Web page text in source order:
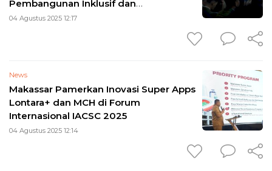
Pembangunan Inklusif dan
Berkelanjutan
04 Agustus 2025 12:17
News
Makassar Pamerkan Inovasi Super Apps
Lontara+ dan MCH di Forum
Internasional IACSC 2025
04 Agustus 2025 12:14